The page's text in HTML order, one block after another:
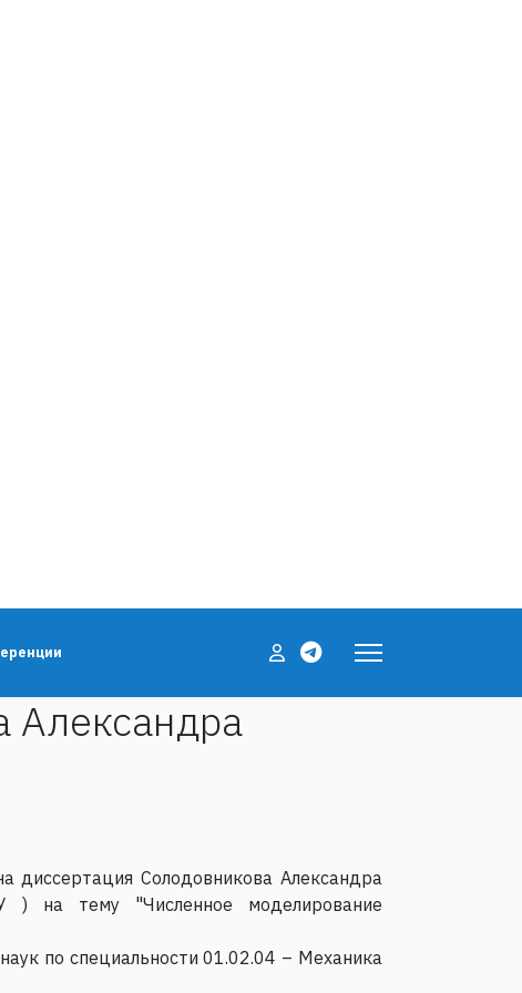
Александра
Солодовникова Александра
) на тему "Численное моделирование
по специальности 01.02.04 – Механика